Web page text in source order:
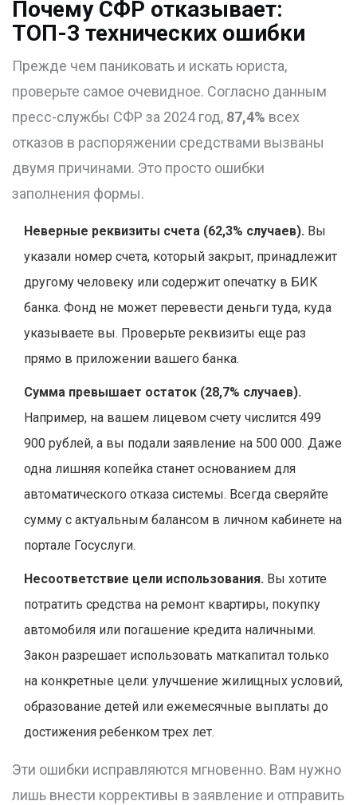
Почему СФР отказывает:
ТОП-3 технических ошибки
Прежде чем паниковать и искать юриста,
проверьте самое очевидное. Согласно данным
пресс-службы СФР за 2024 год, 87,4% всех
отказов в распоряжении средствами вызваны
двумя причинами. Это просто ошибки
заполнения формы.
Неверные реквизиты счета (62,3% случаев). Вы
указали номер счета, который закрыт, принадлежит
другому человеку или содержит опечатку в БИК
банка. Фонд не может перевести деньги туда, куда
указываете вы. Проверьте реквизиты еще раз
прямо в приложении вашего банка.
Сумма превышает остаток (28,7% случаев).
Например, на вашем лицевом счету числится 499
900 рублей, а вы подали заявление на 500 000. Даже
одна лишняя копейка станет основанием для
автоматического отказа системы. Всегда сверяйте
сумму с актуальным балансом в личном кабинете на
портале Госуслуги.
Несоответствие цели использования. Вы хотите
потратить средства на ремонт квартиры, покупку
автомобиля или погашение кредита наличными.
Закон разрешает использовать маткапитал только
на конкретные цели: улучшение жилищных условий,
образование детей или ежемесячные выплаты до
достижения ребенком трех лет.
Эти ошибки исправляются мгновенно. Вам нужно
лишь внести коррективы в заявление и отправить